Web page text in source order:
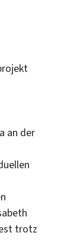
an der
trotz